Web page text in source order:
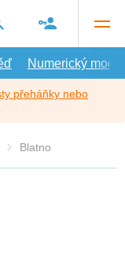
Numerický model
přeháňky nebo
Blatno